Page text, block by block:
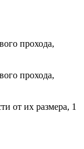
прохода,
прохода,
от их размера, 1